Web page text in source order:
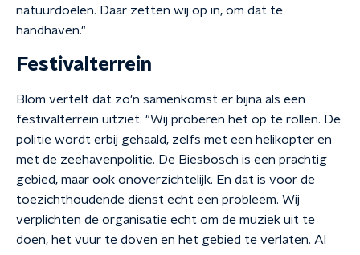
natuurdoelen. Daar zetten wij op in, om dat te
handhaven."
Festivalterrein
Blom vertelt dat zo'n samenkomst er bijna als een
festivalterrein uitziet. "Wij proberen het op te rollen. De
politie wordt erbij gehaald, zelfs met een helikopter en
met de zeehavenpolitie. De Biesbosch is een prachtig
gebied, maar ook onoverzichtelijk. En dat is voor de
toezichthoudende dienst echt een probleem. Wij
verplichten de organisatie echt om de muziek uit te
doen, het vuur te doven en het gebied te verlaten. Al